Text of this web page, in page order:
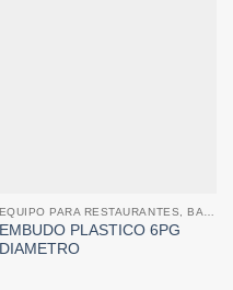
EMBUDO PLASTICO 6PG
DIAMETRO